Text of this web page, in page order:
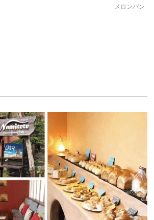
メロンパン